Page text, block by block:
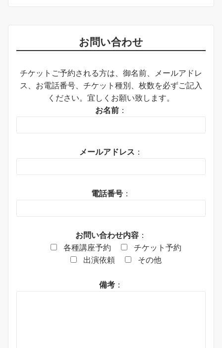
お問い合わせ
チケットご予約される方は、御名前、メールアドレ
ス、お電話番号、チケット種別、枚数を必ずご記入
ください。宜しくお願い致します。
お名前 ：
メールアドレス ：
電話番号 ：
お問い合わせ内容 ：
各種講座予約
チケット予約
出演依頼
その他
備考 ：